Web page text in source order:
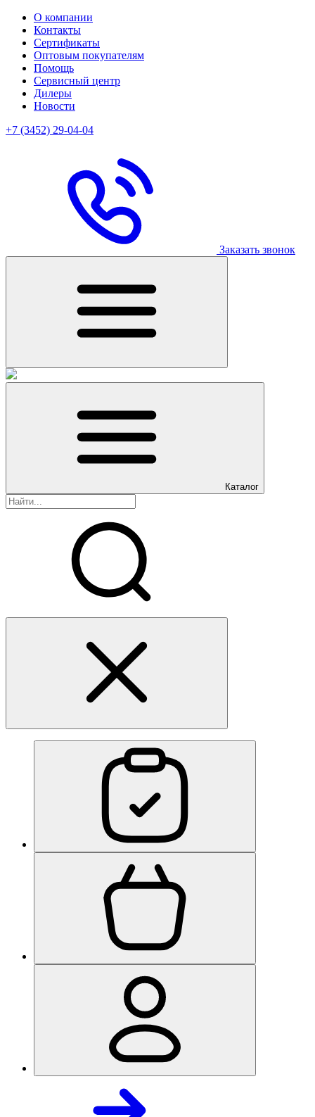
О компании
Контакты
Сертификаты
Оптовым покупателям
Помощь
Сервисный центр
Дилеры
Новости
+7 (3452) 29-04-04
Заказать звонок
Каталог